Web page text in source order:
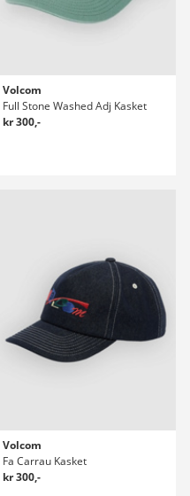
Volcom
Full Stone Washed Adj Kasket
kr 300,-
Volcom
Fa Carrau Kasket
kr 300,-